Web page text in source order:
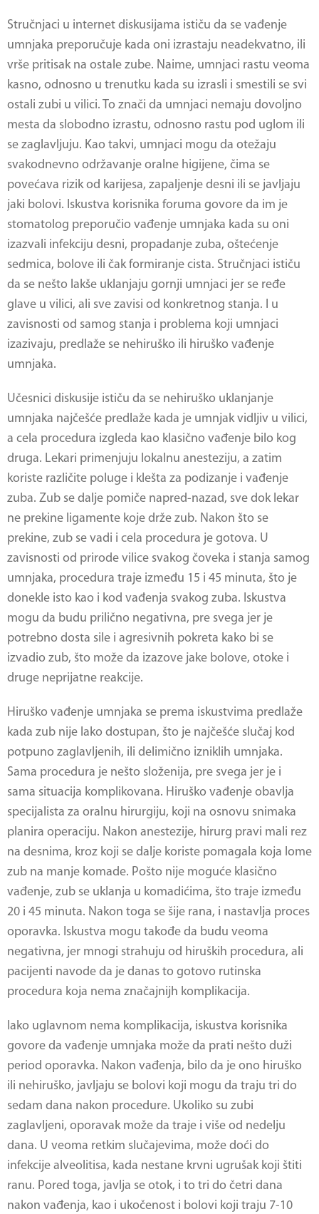
Stručnjaci u internet diskusijama ističu da se vađenje
umnjaka preporučuje kada oni izrastaju neadekvatno, ili
vrše pritisak na ostale zube. Naime, umnjaci rastu veoma
kasno, odnosno u trenutku kada su izrasli i smestili se svi
ostali zubi u vilici. To znači da umnjaci nemaju dovoljno
mesta da slobodno izrastu, odnosno rastu pod uglom ili
se zaglavljuju. Kao takvi, umnjaci mogu da otežaju
svakodnevno održavanje oralne higijene, čima se
povećava rizik od karijesa, zapaljenje desni ili se javljaju
jaki bolovi. Iskustva korisnika foruma govore da im je
stomatolog preporučio vađenje umnjaka kada su oni
izazvali infekciju desni, propadanje zuba, oštećenje
sedmica, bolove ili čak formiranje cista. Stručnjaci ističu
da se nešto lakše uklanjaju gornji umnjaci jer se ređe
glave u vilici, ali sve zavisi od konkretnog stanja. I u
zavisnosti od samog stanja i problema koji umnjaci
izazivaju, predlaže se nehiruško ili hiruško vađenje
umnjaka.
Učesnici diskusije ističu da se nehiruško uklanjanje
umnjaka najčešće predlaže kada je umnjak vidljiv u vilici,
a cela procedura izgleda kao klasično vađenje bilo kog
druga. Lekari primenjuju lokalnu anesteziju, a zatim
koriste različite poluge i klešta za podizanje i vađenje
zuba. Zub se dalje pomiče napred-nazad, sve dok lekar
ne prekine ligamente koje drže zub. Nakon što se
prekine, zub se vadi i cela procedura je gotova. U
zavisnosti od prirode vilice svakog čoveka i stanja samog
umnjaka, procedura traje između 15 i 45 minuta, što je
donekle isto kao i kod vađenja svakog zuba. Iskustva
mogu da budu prilično negativna, pre svega jer je
potrebno dosta sile i agresivnih pokreta kako bi se
izvadio zub, što može da izazove jake bolove, otoke i
druge neprijatne reakcije.
Hiruško vađenje umnjaka se prema iskustvima predlaže
kada zub nije lako dostupan, što je najčešće slučaj kod
potpuno zaglavljenih, ili delimično izniklih umnjaka.
Sama procedura je nešto složenija, pre svega jer je i
sama situacija komplikovana. Hiruško vađenje obavlja
specijalista za oralnu hirurgiju, koji na osnovu snimaka
planira operaciju. Nakon anestezije, hirurg pravi mali rez
na desnima, kroz koji se dalje koriste pomagala koja lome
zub na manje komade. Pošto nije moguće klasično
vađenje, zub se uklanja u komadićima, što traje između
20 i 45 minuta. Nakon toga se šije rana, i nastavlja proces
oporavka. Iskustva mogu takođe da budu veoma
negativna, jer mnogi strahuju od hiruških procedura, ali
pacijenti navode da je danas to gotovo rutinska
procedura koja nema značajnijh komplikacija.
Iako uglavnom nema komplikacija, iskustva korisnika
govore da vađenje umnjaka može da prati nešto duži
period oporavka. Nakon vađenja, bilo da je ono hiruško
ili nehiruško, javljaju se bolovi koji mogu da traju tri do
sedam dana nakon procedure. Ukoliko su zubi
zaglavljeni, oporavak može da traje i više od nedelju
dana. U veoma retkim slučajevima, može doći do
infekcije alveolitisa, kada nestane krvni ugrušak koji štiti
ranu. Pored toga, javlja se otok, i to tri do četri dana
nakon vađenja, kao i ukočenost i bolovi koji traju 7-10